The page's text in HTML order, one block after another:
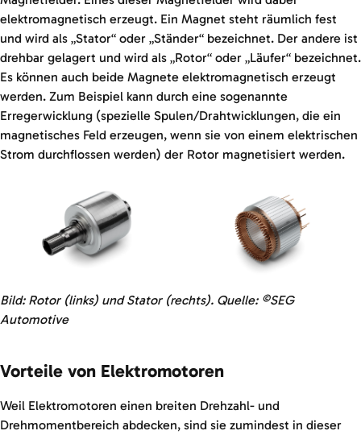
elektromagnetisch erzeugt. Ein Magnet steht räumlich fest
und wird als „Stator“ oder „Ständer“ bezeichnet. Der andere ist
drehbar gelagert und wird als „Rotor“ oder „Läufer“ bezeichnet.
Es können auch beide Magnete elektromagnetisch erzeugt
werden. Zum Beispiel kann durch eine sogenannte
Erregerwicklung (spezielle Spulen/Drahtwicklungen, die ein
magnetisches Feld erzeugen, wenn sie von einem elektrischen
Strom durchflossen werden) der Rotor magnetisiert werden.
Bild: Rotor (links) und Stator (rechts). Quelle: ©SEG
Automotive
Vorteile von Elektromotoren
Weil Elektromotoren einen breiten Drehzahl- und
Drehmomentbereich abdecken, sind sie zumindest in dieser